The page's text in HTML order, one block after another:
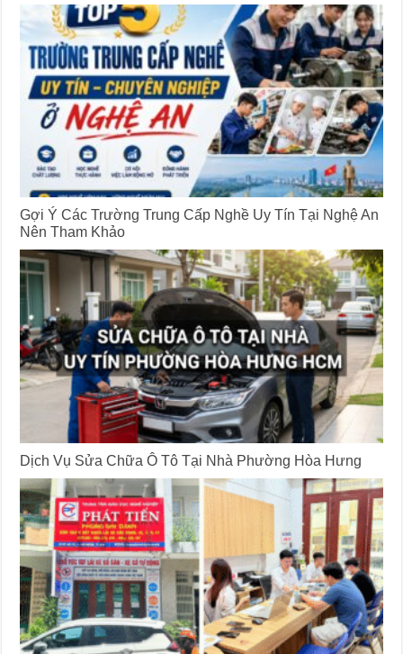
Gợi Ý Các Trường Trung Cấp Nghề Uy Tín Tại Nghệ An
Nên Tham Khảo
Dịch Vụ Sửa Chữa Ô Tô Tại Nhà Phường Hòa Hưng